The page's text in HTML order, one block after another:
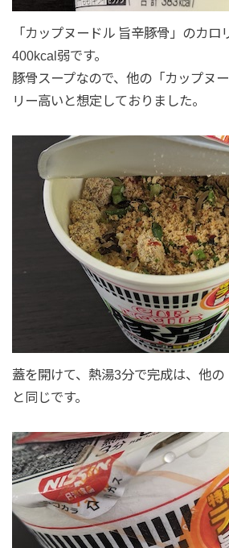
「カップヌードル 旨辛豚骨」のカロ
400kcal弱です。
豚骨スープなので、他の「カップヌ
リー高いと想定しておりました。
蓋を開けて、熱湯3分で完成は、他の
と同じです。